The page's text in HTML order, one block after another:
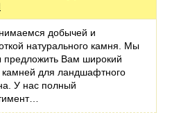
добычей и
натурального камня. Мы
предложить Вам широкий
камней для ландшафтного
У нас полный